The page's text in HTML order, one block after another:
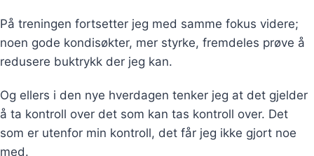
På treningen fortsetter jeg med samme fokus videre;
noen gode kondisøkter, mer styrke, fremdeles prøve å
redusere buktrykk der jeg kan.
Og ellers i den nye hverdagen tenker jeg at det gjelder
å ta kontroll over det som kan tas kontroll over. Det
som er utenfor min kontroll, det får jeg ikke gjort noe
med.